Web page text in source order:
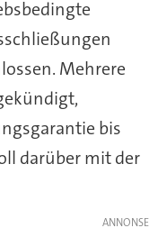
Mehrere
bis
darüber mit der